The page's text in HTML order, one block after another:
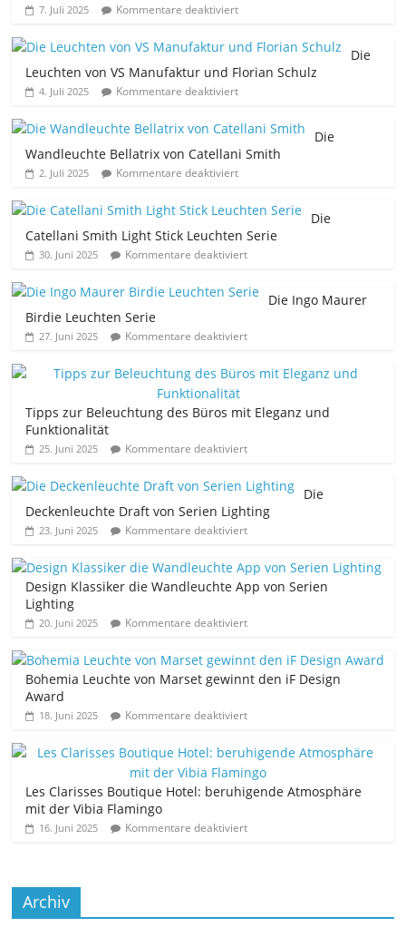
7. Juli 2025 Kommentare deaktiviert
Die
Leuchten von VS Manufaktur und Florian Schulz
4. Juli 2025 Kommentare deaktiviert
Die
Wandleuchte Bellatrix von Catellani Smith
2. Juli 2025 Kommentare deaktiviert
Die
Catellani Smith Light Stick Leuchten Serie
30. Juni 2025 Kommentare deaktiviert
Die Ingo Maurer
Birdie Leuchten Serie
27. Juni 2025 Kommentare deaktiviert
Tipps zur Beleuchtung des Büros mit Eleganz und
Funktionalität
25. Juni 2025 Kommentare deaktiviert
Die
Deckenleuchte Draft von Serien Lighting
23. Juni 2025 Kommentare deaktiviert
Design Klassiker die Wandleuchte App von Serien
Lighting
20. Juni 2025 Kommentare deaktiviert
Bohemia Leuchte von Marset gewinnt den iF Design
Award
18. Juni 2025 Kommentare deaktiviert
Les Clarisses Boutique Hotel: beruhigende Atmosphäre
mit der Vibia Flamingo
16. Juni 2025 Kommentare deaktiviert
Archiv